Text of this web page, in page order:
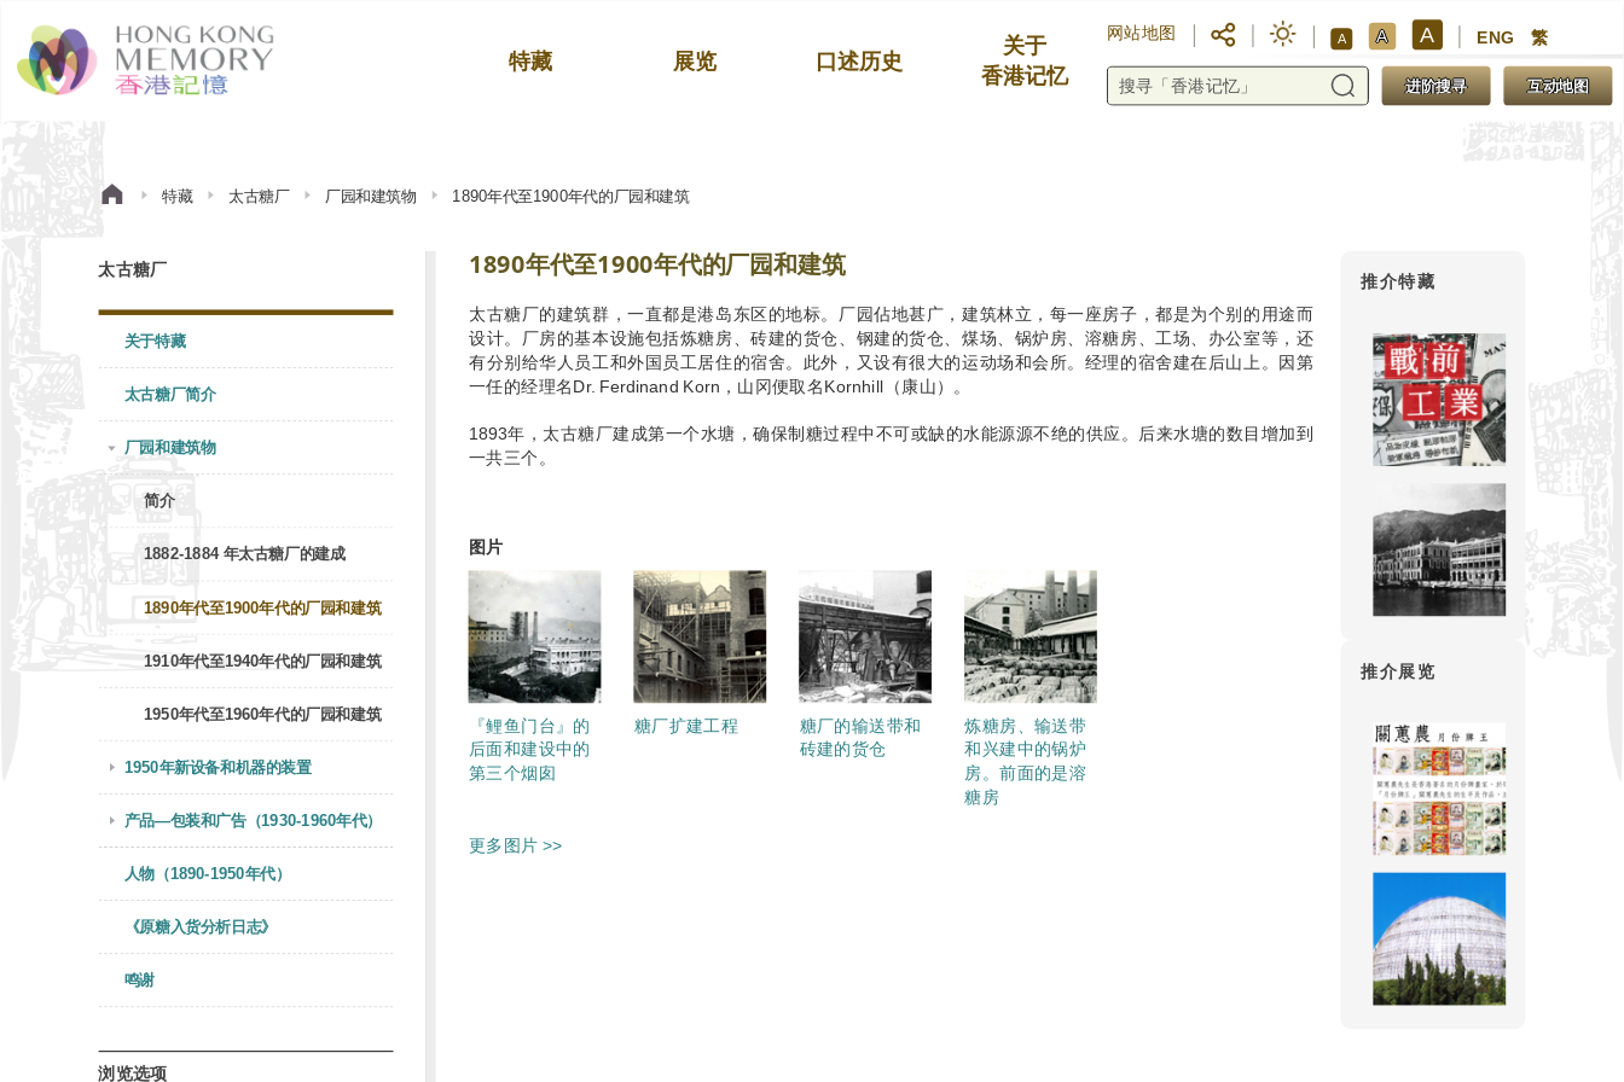
特藏 展览 口述历史
关于
香港记忆
网站地图 A A A ENG 繁
进阶搜寻 互动地图
特藏 太古糖厂 厂园和建筑物 1890年代至1900年代的厂园和建筑
太古糖厂
关于特藏
太古糖厂简介
厂园和建筑物
简介
1882-1884 年太古糖厂的建成
1890年代至1900年代的厂园和建筑
1910年代至1940年代的厂园和建筑
1950年代至1960年代的厂园和建筑
1950年新设备和机器的装置
产品—包装和广告（1930-1960年代）
人物（1890-1950年代）
《原糖入货分析日志》
鸣谢
浏览选项
1890年代至1900年代的厂园和建筑
太古糖厂的建筑群，一直都是港岛东区的地标。厂园佔地甚广，建筑林立，每一座房子，都是为个别的用途而
设计。厂房的基本设施包括炼糖房、砖建的货仓、钢建的货仓、煤场、锅炉房、溶糖房、工场、办公室等，还
有分别给华人员工和外国员工居住的宿舍。此外，又设有很大的运动场和会所。经理的宿舍建在后山上。因第
一任的经理名Dr. Ferdinand Korn，山冈便取名Kornhill（康山）。
1893年，太古糖厂建成第一个水塘，确保制糖过程中不可或缺的水能源源不绝的供应。后来水塘的数目增加到
一共三个。
图片
『鲤鱼门台』的
后面和建设中的
第三个烟囱
糖厂扩建工程
糖厂的输送带和
砖建的货仓
炼糖房、输送带
和兴建中的锅炉
房。前面的是溶
糖房
更多图片 >>
推介特藏
推介展览